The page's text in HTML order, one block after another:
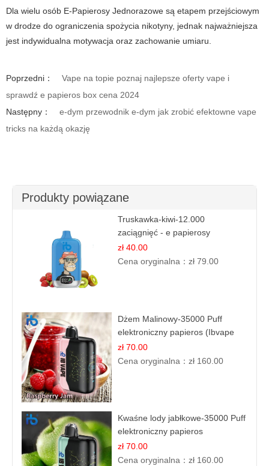
Dla wielu osób E-Papierosy Jednorazowe są etapem przejściowym
w drodze do ograniczenia spożycia nikotyny, jednak najważniejsza
jest indywidualna motywacja oraz zachowanie umiaru.
Poprzedni：
Vape na topie poznaj najlepsze oferty vape i
sprawdź e papieros box cena 2024
Następny：
e-dym przewodnik e-dym jak zrobić efektowne vape
tricks na każdą okazję
Produkty powiązane
Truskawka-kiwi-12.000
zaciągnięć - e papierosy
jednorazowe
zł 40.00
Cena oryginalna：zł 79.00
Dżem Malinowy-35000 Puff
elektroniczny papieros (Ibvape
Bar)
zł 70.00
Cena oryginalna：zł 160.00
Kwaśne lody jabłkowe-35000 Puff
elektroniczny papieros
zł 70.00
Cena oryginalna：zł 160.00